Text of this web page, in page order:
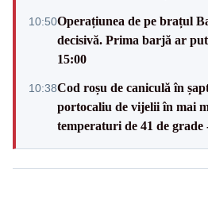
10:50Operațiunea de pe brațul
decisivă. Prima barjă ar
15:00
10:38Cod roșu de caniculă în
portocaliu de vijelii în mai
temperaturi de 41 de